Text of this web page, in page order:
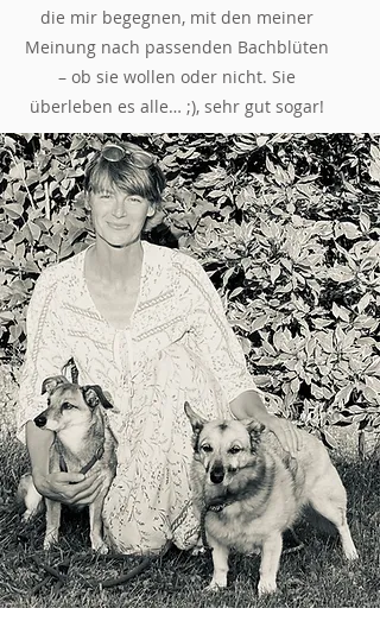
die mir begegnen, mit den meiner
Meinung nach passenden Bachblüten
– ob sie wollen oder nicht. Sie
überleben es alle… ;), sehr gut sogar!